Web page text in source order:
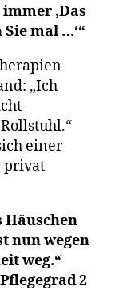
‚Das
mal …‘“
„Ich
einer
privat
Häuschen
nun wegen
weg.“
2